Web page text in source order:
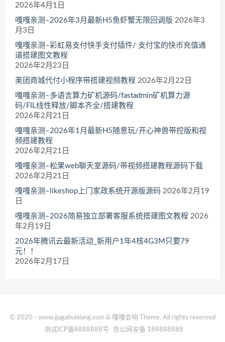
2026年4月1日
嘎嘎亲测–2026年3月最新H5鱼虾蟹无限回调版 2026年3
月3日
嘎嘎亲测–彩虹易支付快手支付插件/ 支付宝的快币充值通
道搭建图文教程
2026年2月23日
美团商城代付小程序带搭建视频教程 2026年2月22日
嘎嘎亲测–多语言算力矿机源码/fastadmin矿机算力源
码/FIL线性释放/脚本齐全/搭建教程
2026年2月21日
嘎嘎亲测–2026年1月最新H5随意玩/开心神兽带控版和视
频搭建教程
2026年2月21日
嘎嘎亲测–松果web聊天室源码/带视频搭建教程源码下载
2026年2月21日
嘎嘎亲测–likeshop上门家政系统开源版源码 2026年2月19
日
嘎嘎亲测–2026简易独立部署客服系统搭建图文教程 2026
年2月19日
2026年腾讯云最新活动_新用户1年4核4G3M只要79
元！！
2026年2月17日
© 2020 - www.gagahuixiang.com & 嘎嘎会响 Theme. All rights reserved
测试ICP备8888888号
京公网安备 188888888